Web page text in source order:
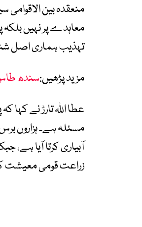
منعقدہ بین
معاہدے پر نہیں
تہذیب ہماری اصل
مزید پڑھیں:سندھ طاس
عطا اللہ تارڑ نے
مسئلہ ہے۔ ہزاروں
آبیاری کرتا آیا ہے،
زراعت قومی معیشت